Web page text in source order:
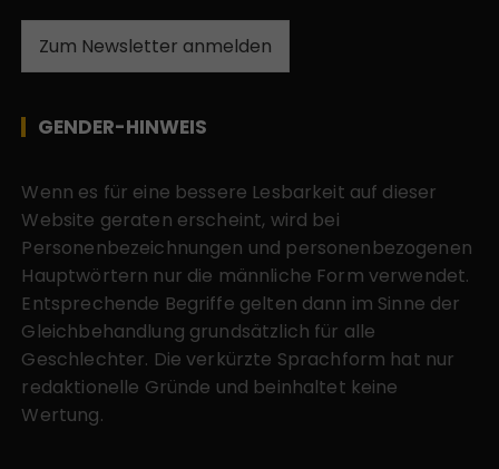
Zum Newsletter anmelden
GENDER-HINWEIS
Wenn es für eine bessere Lesbarkeit auf dieser
Website geraten erscheint, wird bei
Personenbezeichnungen und personenbezogenen
Hauptwörtern nur die männliche Form verwendet.
Entsprechende Begriffe gelten dann im Sinne der
Gleichbehandlung grundsätzlich für alle
Geschlechter. Die verkürzte Sprachform hat nur
redaktionelle Gründe und beinhaltet keine
Wertung.